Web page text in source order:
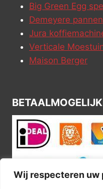
Wij respecteren uw
Big Green Egg
Demeyere pannen
Jura
Verticale
Maison Berger